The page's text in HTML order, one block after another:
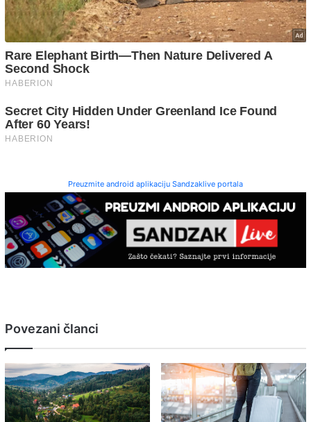
Preuzmite android aplikaciju Sandzaklive portala
Povezani članci